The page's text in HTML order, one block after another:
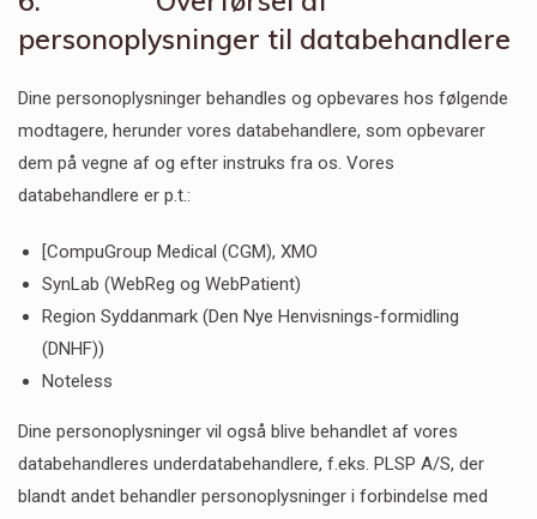
personoplysninger til databehandlere
Dine personoplysninger behandles og opbevares hos følgende
modtagere, herunder vores databehandlere, som opbevarer
dem på vegne af og efter instruks fra os. Vores
databehandlere er p.t.:
[CompuGroup Medical (CGM), XMO
SynLab (WebReg og WebPatient)
Region Syddanmark (Den Nye Henvisnings-formidling
(DNHF))
Noteless
Dine personoplysninger vil også blive behandlet af vores
databehandleres underdatabehandlere, f.eks. PLSP A/S, der
blandt andet behandler personoplysninger i forbindelse med